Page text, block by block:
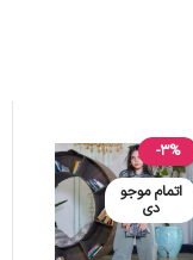
-3%
اتمام موجو
دی